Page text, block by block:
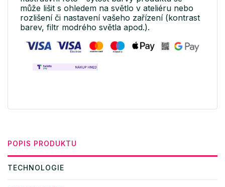
může lišit s ohledem na světlo v ateliéru nebo
rozlišení či nastavení vašeho zařízení (kontrast
barev, filtr modrého světla apod.).
POPIS PRODUKTU
TECHNOLOGIE